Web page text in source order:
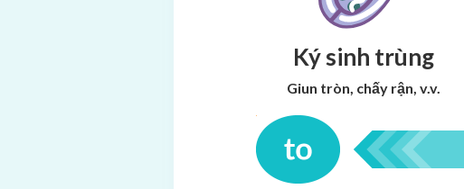
Ký sinh trùng
Giun tròn, chấy rận, v.v.